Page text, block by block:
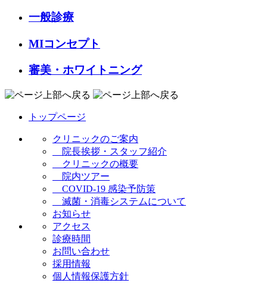
一般診療
MIコンセプト
審美・ホワイトニング
トップページ
クリニックのご案内
院長挨拶・スタッフ紹介
クリニックの概要
院内ツアー
COVID-19 感染予防策
滅菌・消毒システムについて
お知らせ
アクセス
診療時間
お問い合わせ
採用情報
個人情報保護方針